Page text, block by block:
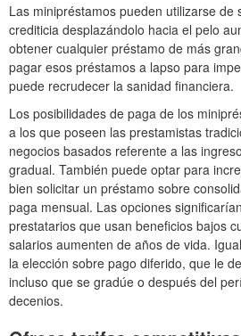
Las minipréstamos pueden utilizarse de
crediticia desplazándolo hacia el pelo
obtener cualquier préstamo de más
pagar esos préstamos a lapso para
puede recrudecer la sanidad financiera.
Los posibilidades de paga de los
a los que poseen las prestamistas
negocios basados ​​referente a las
gradual. También puede optar para
bien solicitar un préstamo sobre
paga mensual. Las opciones
prestatarios que usan beneficios bajos
salarios aumenten de años de vida.
la elección sobre pago diferido, que le
incluso que se gradúe o después del
decenios.